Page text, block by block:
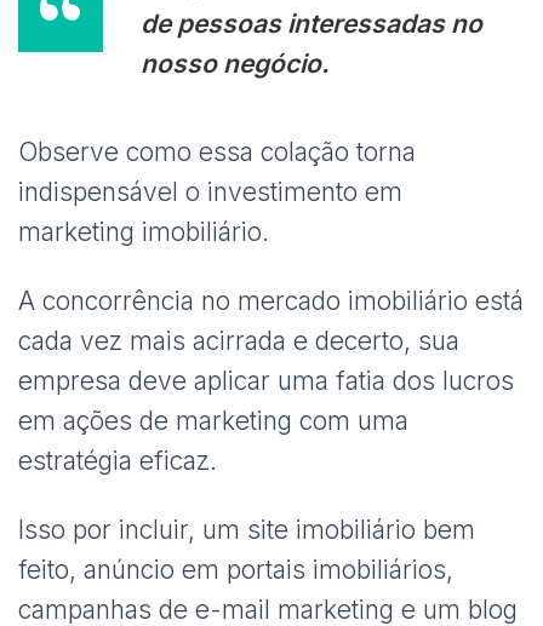
de pessoas interessadas no
nosso negócio.
Observe como essa colação torna
indispensável o investimento em
marketing imobiliário.
A concorrência no mercado imobiliário está
cada vez mais acirrada e decerto, sua
empresa deve aplicar uma fatia dos lucros
em ações de marketing com uma
estratégia eficaz.
Isso por incluir, um site imobiliário bem
feito, anúncio em portais imobiliários,
campanhas de e-mail marketing e um blog